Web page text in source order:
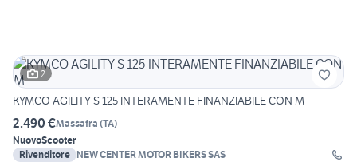
2
KYMCO AGILITY S 125 INTERAMENTE FINANZIABILE CON M
2.490 €Massafra (TA)
NuovoScooter
Rivenditore NEW CENTER MOTOR BIKERS SAS